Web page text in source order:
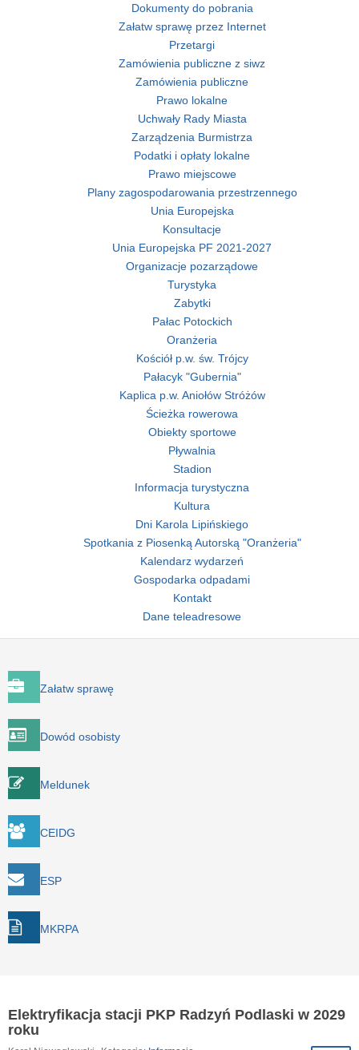
Dokumenty do pobrania
Załatw sprawę przez Internet
Przetargi
Zamówienia publiczne z siwz
Zamówienia publiczne
Prawo lokalne
Uchwały Rady Miasta
Zarządzenia Burmistrza
Podatki i opłaty lokalne
Prawo miejscowe
Plany zagospodarowania przestrzennego
Unia Europejska
Konsultacje
Unia Europejska PF 2021-2027
Organizacje pozarządowe
Turystyka
Zabytki
Pałac Potockich
Oranżeria
Kościół p.w. św. Trójcy
Pałacyk "Gubernia"
Kaplica p.w. Aniołów Stróżów
Ścieżka rowerowa
Obiekty sportowe
Pływalnia
Stadion
Informacja turystyczna
Kultura
Dni Karola Lipińskiego
Spotkania z Piosenką Autorską "Oranżeria"
Kalendarz wydarzeń
Gospodarka odpadami
Kontakt
Dane teleadresowe
Załatw sprawę
Dowód osobisty
Meldunek
CEIDG
ESP
MKRPA
Elektryfikacja stacji PKP Radzyń Podlaski w 2029
roku